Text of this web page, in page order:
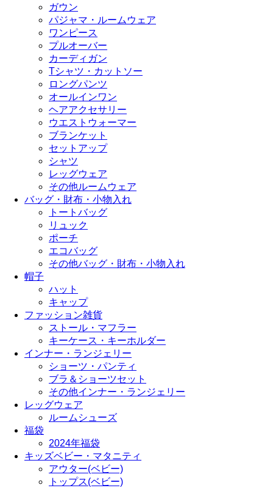
ガウン
パジャマ・ルームウェア
ワンピース
プルオーバー
カーディガン
Tシャツ・カットソー
ロングパンツ
オールインワン
ヘアアクセサリー
ウエストウォーマー
ブランケット
セットアップ
シャツ
レッグウェア
その他ルームウェア
バッグ・財布・小物入れ
トートバッグ
リュック
ポーチ
エコバッグ
その他バッグ・財布・小物入れ
帽子
ハット
キャップ
ファッション雑貨
ストール・マフラー
キーケース・キーホルダー
インナー・ランジェリー
ショーツ・パンティ
ブラ＆ショーツセット
その他インナー・ランジェリー
レッグウェア
ルームシューズ
福袋
2024年福袋
キッズベビー・マタニティ
アウター(ベビー)
トップス(ベビー)